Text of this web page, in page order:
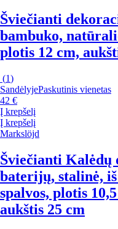
Šviečianti
bambuko,
plotis 12 cm,
(1)
SandėlyjePaskutinis vienetas
42 €
Į krepšelį
Į krepšelį
Markslöjd
Šviečianti
baterijų, stalinė,
spalvos, plotis
aukštis 25 cm